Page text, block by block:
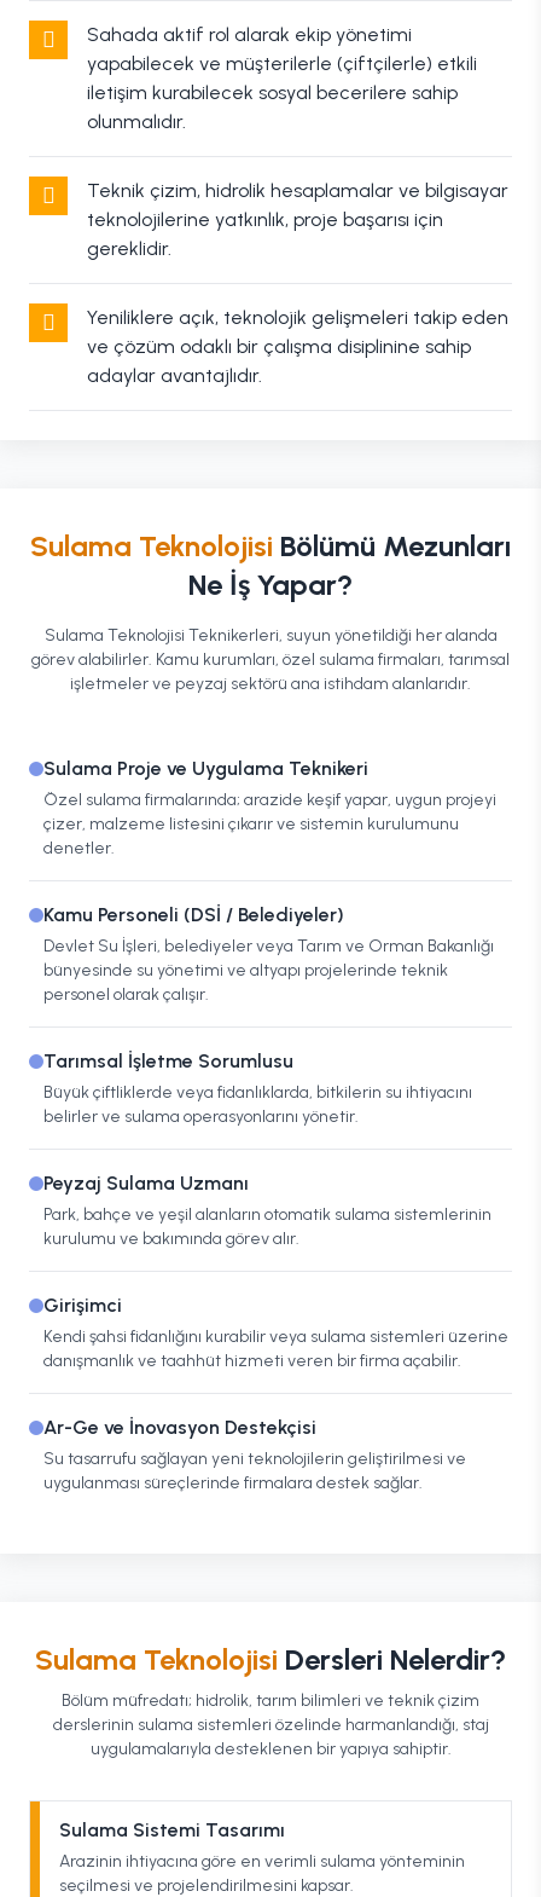
Sahada aktif rol alarak ekip yönetimi
yapabilecek ve müşterilerle (çiftçilerle) etkili
iletişim kurabilecek sosyal becerilere sahip
olunmalıdır.
Teknik çizim, hidrolik hesaplamalar ve bilgisayar
teknolojilerine yatkınlık, proje başarısı için
gereklidir.
Yeniliklere açık, teknolojik gelişmeleri takip eden
ve çözüm odaklı bir çalışma disiplinine sahip
adaylar avantajlıdır.
Sulama Teknolojisi Bölümü Mezunları
Ne İş Yapar?
Sulama Teknolojisi Teknikerleri, suyun yönetildiği her alanda
görev alabilirler. Kamu kurumları, özel sulama firmaları, tarımsal
işletmeler ve peyzaj sektörü ana istihdam alanlarıdır.
Sulama Proje ve Uygulama Teknikeri
Özel sulama firmalarında; arazide keşif yapar, uygun projeyi
çizer, malzeme listesini çıkarır ve sistemin kurulumunu
denetler.
Kamu Personeli (DSİ / Belediyeler)
Devlet Su İşleri, belediyeler veya Tarım ve Orman Bakanlığı
bünyesinde su yönetimi ve altyapı projelerinde teknik
personel olarak çalışır.
Tarımsal İşletme Sorumlusu
Büyük çiftliklerde veya fidanlıklarda, bitkilerin su ihtiyacını
belirler ve sulama operasyonlarını yönetir.
Peyzaj Sulama Uzmanı
Park, bahçe ve yeşil alanların otomatik sulama sistemlerinin
kurulumu ve bakımında görev alır.
Girişimci
Kendi şahsi fidanlığını kurabilir veya sulama sistemleri üzerine
danışmanlık ve taahhüt hizmeti veren bir firma açabilir.
Ar-Ge ve İnovasyon Destekçisi
Su tasarrufu sağlayan yeni teknolojilerin geliştirilmesi ve
uygulanması süreçlerinde firmalara destek sağlar.
Sulama Teknolojisi Dersleri Nelerdir?
Bölüm müfredatı; hidrolik, tarım bilimleri ve teknik çizim
derslerinin sulama sistemleri özelinde harmanlandığı, staj
uygulamalarıyla desteklenen bir yapıya sahiptir.
Sulama Sistemi Tasarımı
Arazinin ihtiyacına göre en verimli sulama yönteminin
seçilmesi ve projelendirilmesini kapsar.